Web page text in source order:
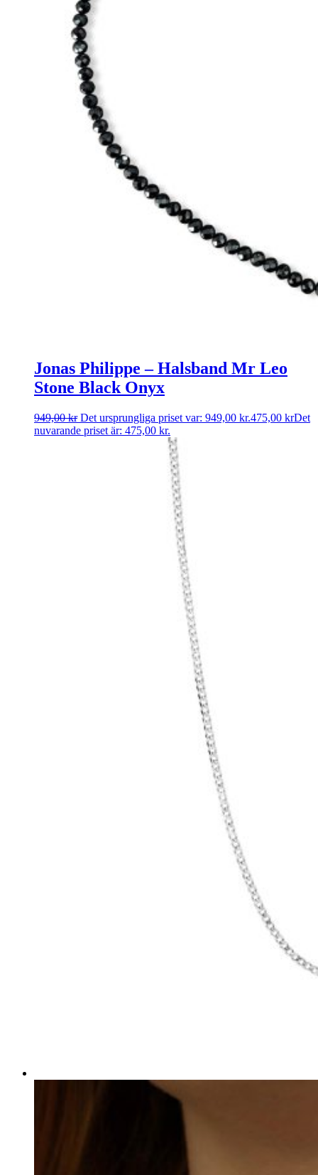
Jonas Philippe – Halsband Mr Leo
Stone Black Onyx
949,00kr Det ursprungliga priset var: 949,00 kr.475,00 krDet
nuvarande priset är: 475,00 kr.